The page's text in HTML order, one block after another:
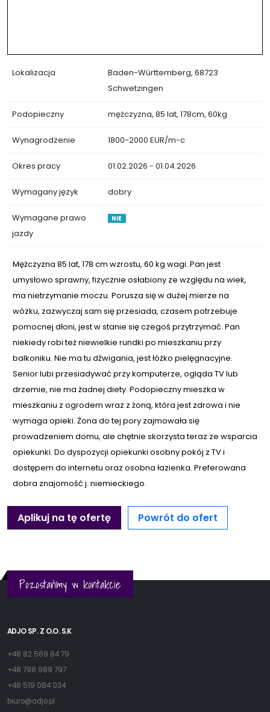
Lokalizacja
Baden-Württemberg, 68723
Schwetzingen
Podopieczny mężczyzna, 85 lat, 178cm, 60kg
Wynagrodzenie 1800-2000 EUR/m-c
Okres pracy 01.02.2026 - 01.04.2026
Wymagany język dobry
Wymagane prawo
jazdy
NIE
Mężczyzna 85 lat, 178 cm wzrostu, 60 kg wagi. Pan jest
umysłowo sprawny, fizycznie osłabiony ze względu na wiek,
ma nietrzymanie moczu. Porusza się w dużej mierze na
wózku, zazwyczaj sam się przesiada, czasem potrzebuje
pomocnej dłoni, jest w stanie się czegoś przytrzymać. Pan
niekiedy robi też niewielkie rundki po mieszkaniu przy
balkoniku. Nie ma tu dźwigania, jest łóżko pielęgnacyjne.
Senior lubi przesiadywać przy komputerze, ogląda TV lub
drzemie, nie ma żadnej diety. Podopieczny mieszka w
mieszkaniu z ogrodem wraz z żoną, która jest zdrowa i nie
wymaga opieki. Żona do tej pory zajmowała się
prowadzeniem domu, ale chętnie skorzysta teraz ze wsparcia
opiekunki. Do dyspozycji opiekunki osobny pokój z TV i
dostępem do internetu oraz osobna łazienka. Preferowana
dobra znajomość j. niemieckiego.
Aplikuj na tę ofertę Powrót do ofert
Pozostańmy w kontakcie
ADJO SP. Z O.O. S.K
+48 82 569 84 79
+48 798 989 797
+48 519 084 034
biuro@adjo.pl